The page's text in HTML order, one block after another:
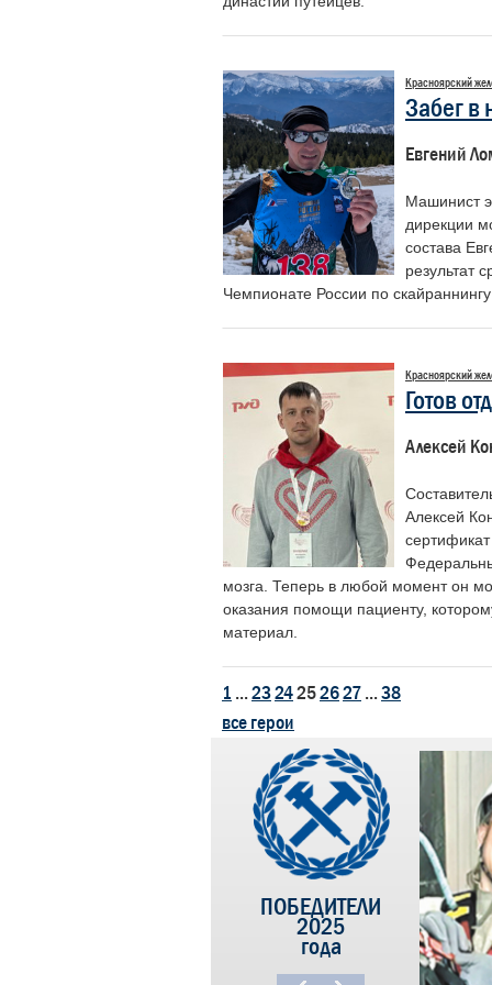
Красноярский
Забег в
Евгений
Машинист
дирекции
состава
результат
Чемпионате России по
Красноярский
Готов
Алексей
Алексей
мозга. Теперь в любой момент он
оказания помощи пациенту,
материал.
1 ...2324252627 ...38
все герои
Шаханов Дмитрий
Сергеевич
Председатель Российского
профессионального союза
железнодорожников и транспортных
строителей
ПОБЕДИТЕЛИ
2025
года